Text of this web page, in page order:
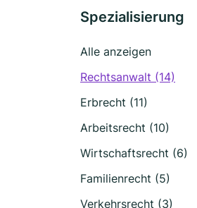
Spezialisierung
Alle anzeigen
Rechtsanwalt (14)
Erbrecht (11)
Arbeitsrecht (10)
Wirtschaftsrecht (6)
Familienrecht (5)
Verkehrsrecht (3)